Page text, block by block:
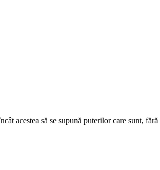
acestea să se supună puterilor care sunt,